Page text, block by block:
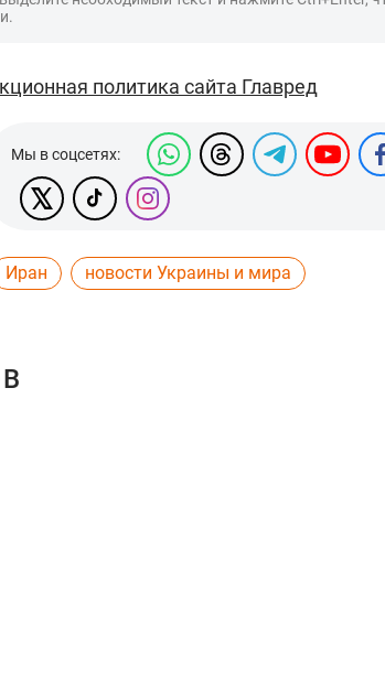
политика сайта Главред
Мы в соцсетях:
Иран новости Украины и мира